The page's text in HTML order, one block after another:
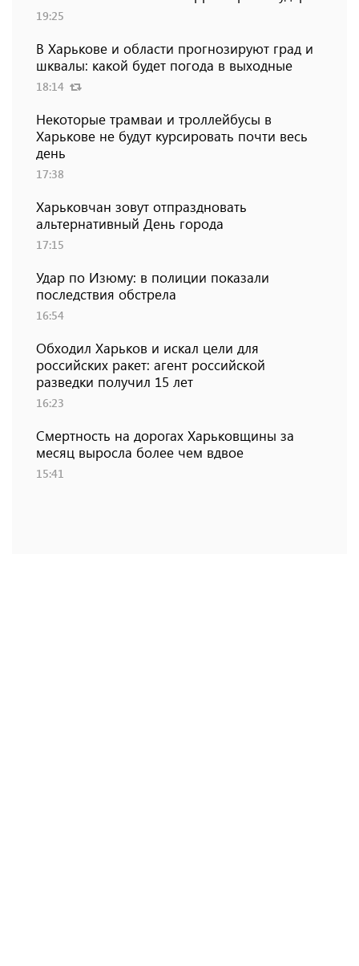
19:25
В Харькове и области прогнозируют град и
шквалы: какой будет погода в выходные
18:14
Некоторые трамваи и троллейбусы в
Харькове не будут курсировать почти весь
день
17:38
Харьковчан зовут отпраздновать
альтернативный День города
17:15
Удар по Изюму: в полиции показали
последствия обстрела
16:54
Обходил Харьков и искал цели для
российских ракет: агент российской
разведки получил 15 лет
16:23
Смертность на дорогах Харьковщины за
месяц выросла более чем вдвое
15:41